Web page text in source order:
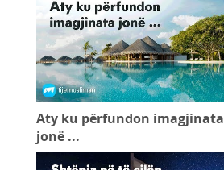
Aty ku përfundon imagjinata
jonë ...